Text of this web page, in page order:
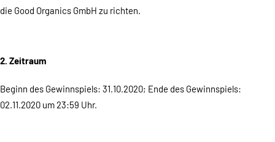
die Good Organics GmbH zu richten.
2. Zeitraum
Beginn des Gewinnspiels: 31.10.2020; Ende des Gewinnspiels:
02.11.2020 um 23:59 Uhr.